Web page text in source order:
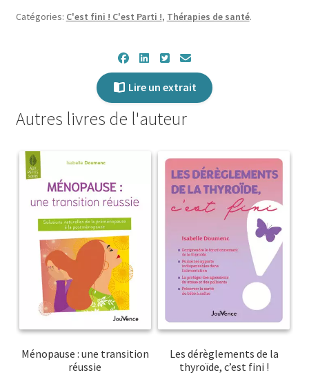
Catégories: C'est fini ! C'est Parti !, Thérapies de santé.
Lire un extrait
Autres livres de l'auteur
Ménopause : une transition
réussie
Les dérèglements de la
thyroïde, c’est fini !